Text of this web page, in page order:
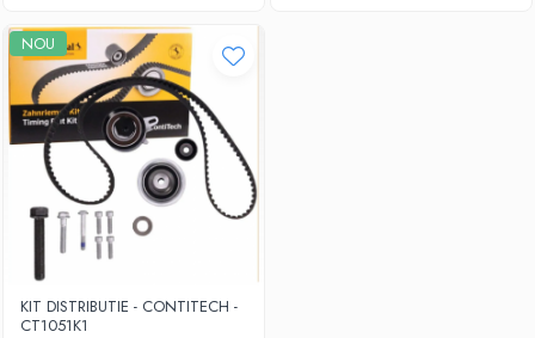
NOU
KIT DISTRIBUTIE - CONTITECH -
CT1051K1